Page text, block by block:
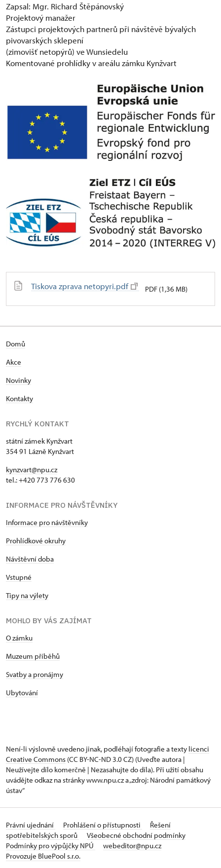
Zapsal: Mgr. Richard Štěpánovský
Projektový manažer
Zástupci projektových partnerů při návštěvě bývalých
pivovarských sklepení
(zimovišť netopýrů) ve Wunsiedelu
Komentované prohlídky v areálu zámku Kynžvart
Tiskova zprava netopyri.pdf PDF (1,36 MB)
Domů
Akce
Novinky
Kontakty
RYCHLÝ KONTAKT
státní zámek Kynžvart
354 91 Lázně Kynžvart
kynzvart@npu.cz
tel.: +420 773 776 630
INFORMACE PRO NÁVŠTĚVNÍKY
Informace pro návštěvníky
Prohlídkové okruhy
Návštěvní doba
Vstupné
Tipy na výlety
MOHLO BY VÁS ZAJÍMAT
O zámku
Muzeum příběhů
Svatby a pronájmy
Ubytování
Není-li výslovně uvedeno jinak, podléhají fotografie a texty licenci
Creative Commons (CC BY-NC-ND 3.0 CZ) (Uveďte autora |
Neužívejte dílo komerčně | Nezasahujte do díla). Při užití obsahu
uvádějte odkaz na stránky www.npu.cz a „zdroj: Národní památkový
ústav“
Právní ujednání Prohlášení o přístupnosti
Řešení
spotřebitelských sporů
Všeobecné obchodní podmínky
Podmínky pro výpůjčky NPÚ
webeditor@npu.cz
Provozuje BluePool s.r.o.